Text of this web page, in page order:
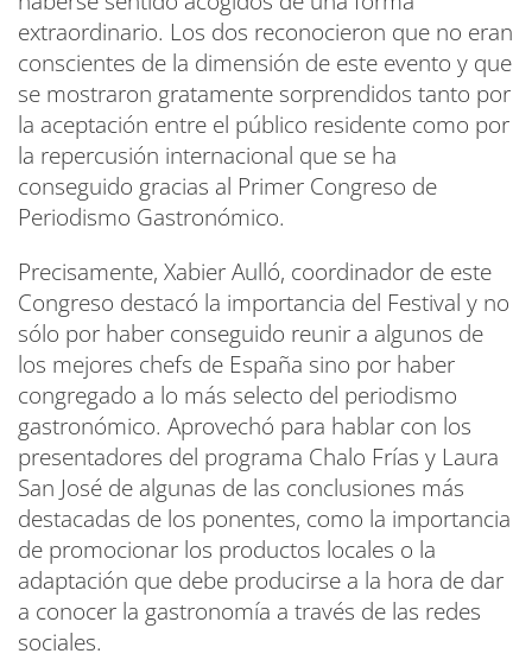
extraordinario. Los dos reconocieron que no eran
conscientes de la dimensión de este evento y que
se mostraron gratamente sorprendidos tanto por
la aceptación entre el público residente como por
la repercusión internacional que se ha
conseguido gracias al Primer Congreso de
Periodismo Gastronómico.
Precisamente, Xabier Aulló, coordinador de este
Congreso destacó la importancia del Festival y no
sólo por haber conseguido reunir a algunos de
los mejores chefs de España sino por haber
congregado a lo más selecto del periodismo
gastronómico. Aprovechó para hablar con los
presentadores del programa Chalo Frías y Laura
San José de algunas de las conclusiones más
destacadas de los ponentes, como la importancia
de promocionar los productos locales o la
adaptación que debe producirse a la hora de dar
a conocer la gastronomía a través de las redes
sociales.